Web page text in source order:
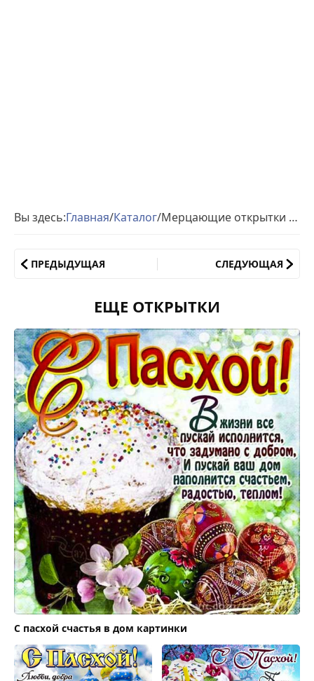
Вы здесь:Главная/Каталог/ Мерцающие открытки с пасхой
ПРЕДЫДУЩАЯ СЛЕДУЮЩАЯ
ЕЩЕ ОТКРЫТКИ
С пасхой счастья в дом картинки